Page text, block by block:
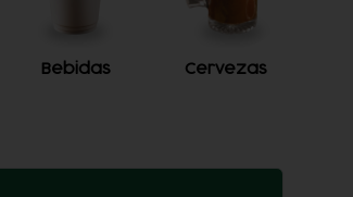
Bebidas Cervezas